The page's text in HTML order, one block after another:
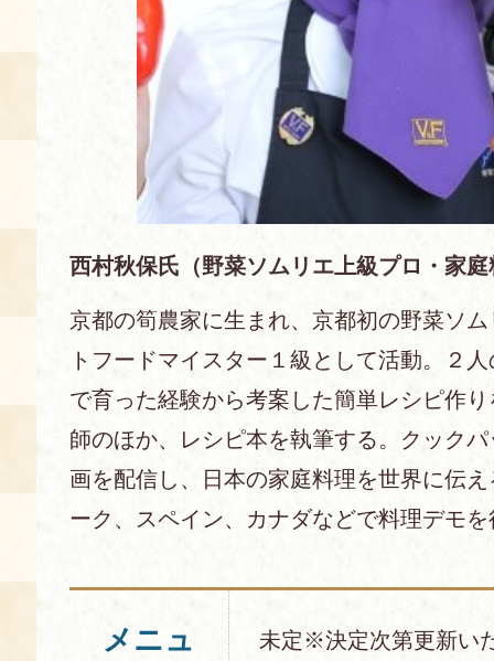
西村秋保氏（野菜ソムリエ上級プロ・家
京都の筍農家に生まれ、京都初の野菜ソ
トフードマイスター１級として活動。２
で育った経験から考案した簡単レシピ作
師のほか、レシピ本を執筆する。クック
画を配信し、日本の家庭料理を世界に伝
ーク、スペイン、カナダなどで料理デモ
メニュ
未定※決定次第更新い